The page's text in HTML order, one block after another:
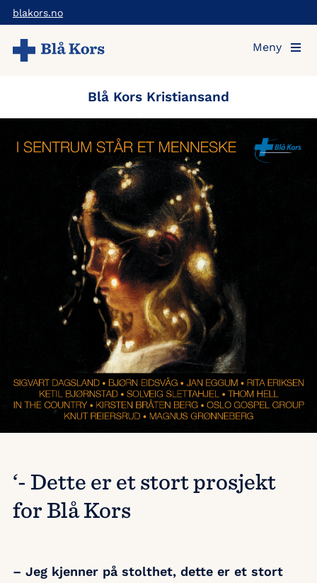
Hopp
til
hovedinnholdet
blakors.no
Meny
Blå Kors Kristiansand
‘- Dette er et stort prosjekt
for Blå Kors
– Jeg kjenner på stolthet, dette er et stort